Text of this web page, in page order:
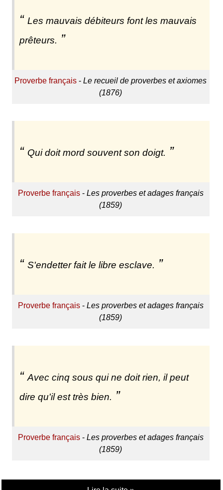
Les mauvais débiteurs font les mauvais
prêteurs.
Proverbe français -Le recueil de proverbes et axiomes
(1876)
Qui doit mord souvent son doigt.
Proverbe français- Les proverbes et adages français
(1859)
S'endetter fait le libre esclave.
Proverbe français- Les proverbes et adages français
(1859)
Avec cinq sous qui ne doit rien, il peut
dire qu'il est très bien.
Proverbe français- Les proverbes et adages français
(1859)